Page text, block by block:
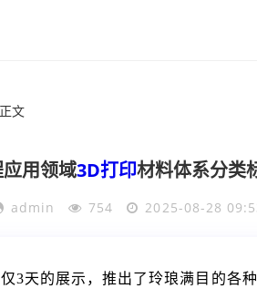
文
用领域3D打印材料体系分类
admin 754 2025-08-28
天的展示，推出了玲琅满目的各